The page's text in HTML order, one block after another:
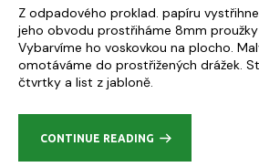
Z odpadového proklad. papíru
jeho obvodu prostřiháme 8mm
Vybarvíme ho voskovkou na plocho.
omotáváme do prostřižených drážek.
čtvrtky a list z jabloně.
CONTINUE READING